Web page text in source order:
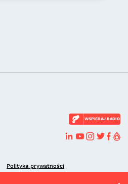
WSPIERAJ RADIO
Polityka prywatności